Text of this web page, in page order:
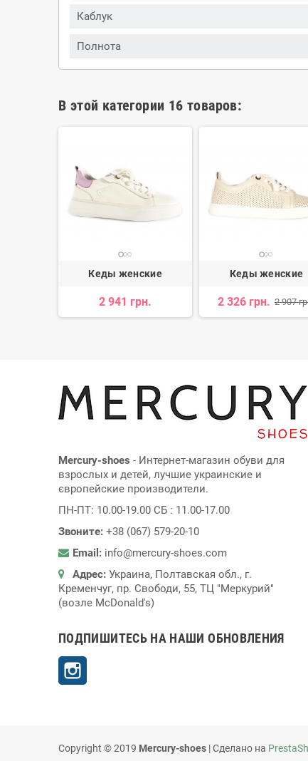
Каблук
Полнота
В этой категории 16 товаров:
Кеды женские
2 941 грн.
Кеды женские
2 326 грн. 2 907
Mercury-shoes - Интернет-магазин обуви для
взрослых и детей, лучшие украинские и
європейские производители.
ПН-ПТ: 10.00-19.00 СБ : 11.00-17.00
Звоните: +38 (067) 579-20-10
Email: info@mercury-shoes.com
Адрес: Украина, Полтавская обл., г.
Кременчуг, пр. Свободи, 55, ТЦ "Меркурий"
(возле McDonald's)
ПОДПИШИТЕСЬ НА НАШИ ОБНОВЛЕНИЯ
Copyright © 2019 Mercury-shoes | Сделано на